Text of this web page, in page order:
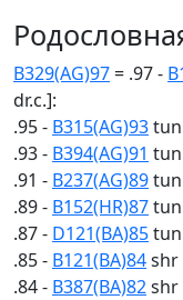
B329(AG)97= .97 -
dr.c.]:
.95 - B315(AG)93tun
.93 - B394(AG)91 tun
.91 - B237(AG)89tun
.89 - B152(HR)87tun
.87 - D121(BA)85tun
.85 - B121(BA)84shr
.84 - B387(BA)82shr